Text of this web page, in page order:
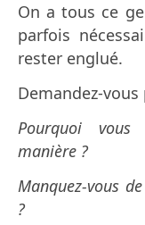
On a tous ce
parfois
rester englué.
Demandez-
Pourquoi vous
manière ?
Manquez-vous
?